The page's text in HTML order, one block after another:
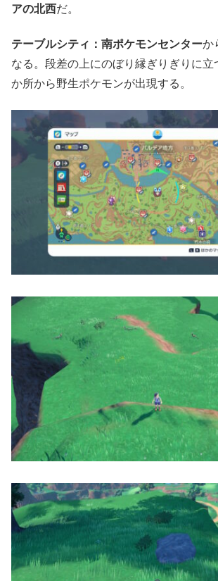
アの北西だ。
テーブルシティ：南ポケモンセンターか
なる。段差の上にのぼり縁ぎりぎりに立
か所から野生ポケモンが出現する。